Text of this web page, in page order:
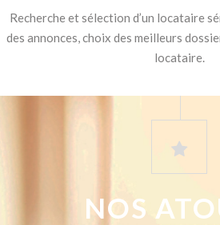
Recherche et sélection d’un locataire
des annonces, choix des meilleurs
locataire.
NOS